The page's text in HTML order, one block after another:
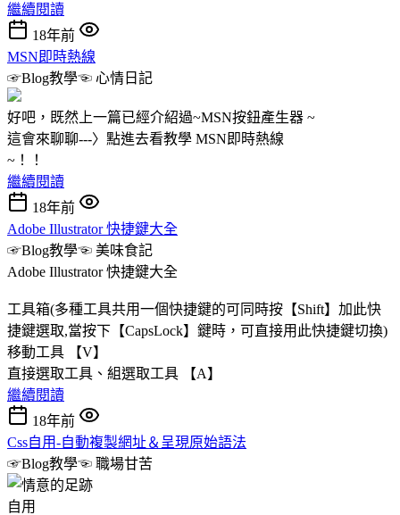
繼續閱讀
18年前
MSN即時熱線
☞Blog教學☜ 心情日記
好吧，既然上一篇已經介紹過~MSN按鈕產生器 ~
這會來聊聊---〉點進去看教學 MSN即時熱線
~！！
繼續閱讀
18年前
Adobe Illustrator 快捷鍵大全
☞Blog教學☜ 美味食記
Adobe Illustrator 快捷鍵大全
工具箱(多種工具共用一個快捷鍵的可同時按【Shift】加此快
捷鍵選取,當按下【CapsLock】鍵時，可直接用此快捷鍵切換)
移動工具 【V】
直接選取工具、組選取工具 【A】
繼續閱讀
18年前
Css自用-自動複製網址＆呈現原始語法
☞Blog教學☜ 職場甘苦
自用